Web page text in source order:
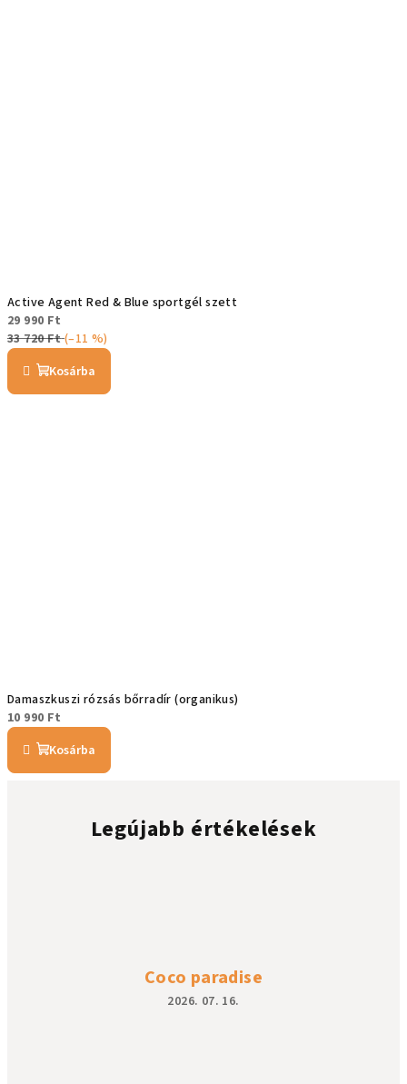
Active Agent Red & Blue sportgél szett
29 990 Ft
33 720 Ft(–11 %)
Kosárba
Damaszkuszi rózsás bőrradír (organikus)
10 990 Ft
Kosárba
Legújabb értékelések
Coco paradise
2026. 07. 16.